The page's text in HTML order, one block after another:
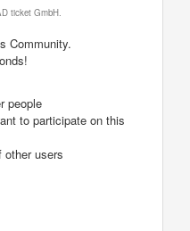
ticket GmbH.
Community.
people
to participate on this
other users